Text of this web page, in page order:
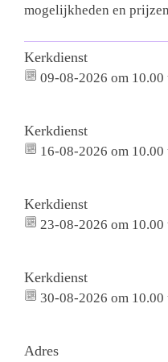
mogelijkheden en prijzen
Kerkdienst
09-08-2026 om 10.00
Kerkdienst
16-08-2026 om 10.00
Kerkdienst
23-08-2026 om 10.00
Kerkdienst
30-08-2026 om 10.00
Adres